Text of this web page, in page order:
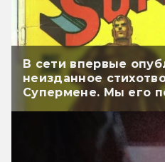
В сети впервые
неизданное
Супермене. Мы его